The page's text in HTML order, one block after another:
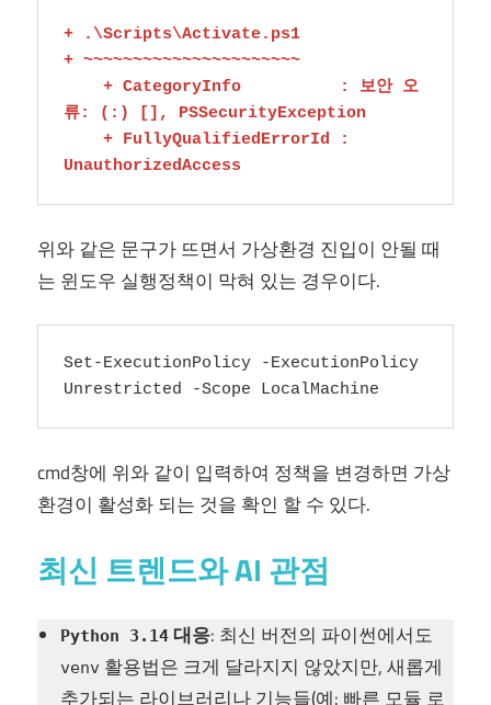
+ .\Scripts\Activate.ps1
+ ~~~~~~~~~~~~~~~~~~~~~~
류: (:) [], PSSecurityException
UnauthorizedAccess
위와 같은 문구가 뜨면서 가상환경 진입이 안될 때
는 윈도우 실행정책이 막혀 있는 경우이다.
Set-ExecutionPolicy -ExecutionPolicy
Unrestricted -Scope LocalMachine
cmd창에 위와 같이 입력하여 정책을 변경하면 가상
환경이 활성화 되는 것을 확인 할 수 있다.
최신 트렌드와 AI 관점
Python 3.14 대응: 최신 버전의 파이썬에서도
venv 활용법은 크게 달라지지 않았지만, 새롭게
추가되는 라이브러리나 기능들(예: 빠른 모듈 로